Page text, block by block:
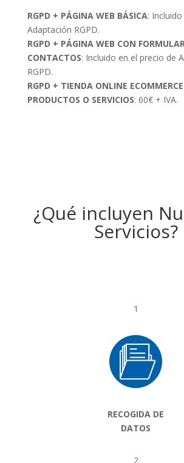
RGPD + PÁGINA WEB BÁSICA:
Adaptación RGPD.
RGPD + PÁGINA WEB CON
CONTACTOS: Incluido en el precio de
RGPD.
RGPD + TIENDA ONLINE
PRODUCTOS O SERVICIOS: 60€ + IVA.
¿Qué incluyen
Servicios?
1
RECOGIDA DE
DATOS
2